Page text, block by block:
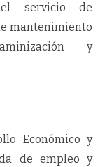
servicio de
mantenimiento
y
Económico y
de empleo y